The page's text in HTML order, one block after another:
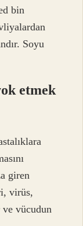
bin
Soyu
etmek
giren
virüs,
ve vücudun